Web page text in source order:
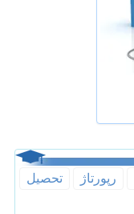
رپورتاژ
تحصیل